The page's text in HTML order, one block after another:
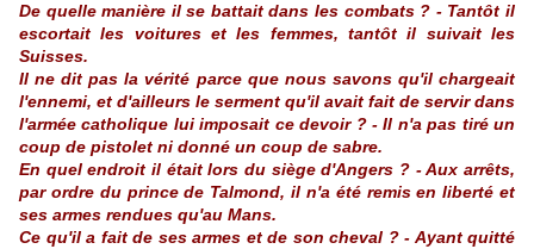
De quelle manière il se battait dans les combats ? - Tantôt il
escortait les voitures et les femmes, tantôt il suivait les
Suisses.
Il ne dit pas la vérité parce que nous savons qu'il chargeait
l'ennemi, et d'ailleurs le serment qu'il avait fait de servir dans
l'armée catholique lui imposait ce devoir ? - Il n'a pas tiré un
coup de pistolet ni donné un coup de sabre.
En quel endroit il était lors du siège d'Angers ? - Aux arrêts,
par ordre du prince de Talmond, il n'a été remis en liberté et
ses armes rendues qu'au Mans.
Ce qu'il a fait de ses armes et de son cheval ? - Ayant quitté